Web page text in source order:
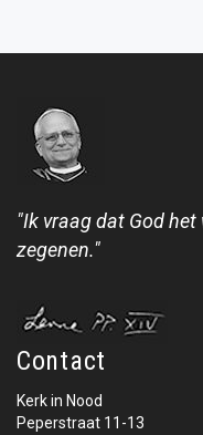
"Ik vraag dat God
zegenen."
Contact
Kerk in Nood
Peperstraat 11-13